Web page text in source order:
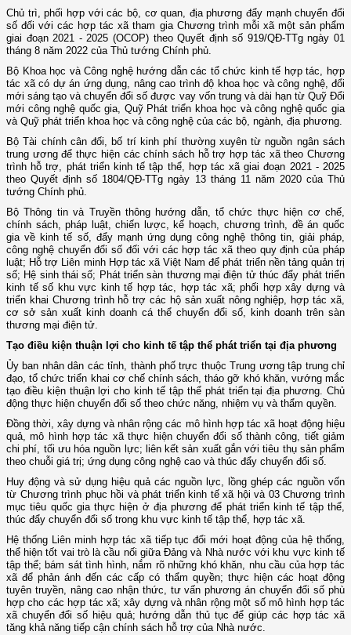
Chủ trì, phối hợp với các bộ, cơ quan, địa phương đẩy mạnh chuyển đổi
số đối với các hợp tác xã tham gia Chương trình mỗi xã một sản phẩm
giai đoạn 2021 - 2025 (OCOP) theo Quyết định số 919/QĐ-TTg ngày 01
tháng 8 năm 2022 của Thủ tướng Chính phủ.
Bộ Khoa học và Công nghệ hướng dẫn các tổ chức kinh tế hợp tác, hợp
tác xã có dự án ứng dụng, nâng cao trình độ khoa học và công nghệ, đổi
mới sáng tạo và chuyển đổi số được vay vốn trung và dài hạn từ Quỹ Đổi
mới công nghệ quốc gia, Quỹ Phát triển khoa học và công nghệ quốc gia
và Quỹ phát triển khoa học và công nghệ của các bộ, ngành, địa phương.
Bộ Tài chính cân đối, bố trí kinh phí thường xuyên từ nguồn ngân sách
trung ương để thực hiện các chính sách hỗ trợ hợp tác xã theo Chương
trình hỗ trợ, phát triển kinh tế tập thể, hợp tác xã giai đoạn 2021 - 2025
theo Quyết định số 1804/QĐ-TTg ngày 13 tháng 11 năm 2020 của Thủ
tướng Chính phủ.
Bộ Thông tin và Truyền thông hướng dẫn, tổ chức thực hiện cơ chế,
chính sách, pháp luật, chiến lược, kế hoạch, chương trình, đề án quốc
gia về kinh tế số, đẩy mạnh ứng dụng công nghệ thông tin, giải pháp,
công nghệ chuyển đổi số đối với các hợp tác xã theo quy định của pháp
luật; Hỗ trợ Liên minh Hợp tác xã Việt Nam để phát triển nền tảng quản trị
số; Hệ sinh thái số; Phát triển sàn thương mại điện tử thúc đẩy phát triển
kinh tế số khu vực kinh tế hợp tác, hợp tác xã; phối hợp xây dựng và
triển khai Chương trình hỗ trợ các hộ sản xuất nông nghiệp, hợp tác xã,
cơ sở sản xuất kinh doanh cá thể chuyển đổi số, kinh doanh trên sàn
thương mại điện tử.
Tạo điều kiện thuận lợi cho kinh tế tập thể phát triển tại địa phương
Ủy ban nhân dân các tỉnh, thành phố trực thuộc Trung ương tập trung chỉ
đạo, tổ chức triển khai cơ chế chính sách, tháo gỡ khó khăn, vướng mắc
tạo điều kiện thuận lợi cho kinh tế tập thể phát triển tại địa phương. Chủ
động thực hiện chuyển đổi số theo chức năng, nhiệm vụ và thẩm quyền.
Đồng thời, xây dựng và nhân rộng các mô hình hợp tác xã hoạt động hiệu
quả, mô hình hợp tác xã thực hiện chuyển đổi số thành công, tiết giảm
chi phí, tối ưu hóa nguồn lực; liên kết sản xuất gắn với tiêu thụ sản phẩm
theo chuỗi giá trị; ứng dụng công nghệ cao và thúc đẩy chuyển đổi số.
Huy động và sử dụng hiệu quả các nguồn lực, lồng ghép các nguồn vốn
từ Chương trình phục hồi và phát triển kinh tế xã hội và 03 Chương trình
mục tiêu quốc gia thực hiện ở địa phương để phát triển kinh tế tập thể,
thúc đẩy chuyển đổi số trong khu vực kinh tế tập thể, hợp tác xã.
Hệ thống Liên minh hợp tác xã tiếp tục đổi mới hoạt động của hệ thống,
thể hiện tốt vai trò là cầu nối giữa Đảng và Nhà nước với khu vực kinh tế
tập thể; bám sát tình hình, nắm rõ những khó khăn, nhu cầu của hợp tác
xã để phản ánh đến các cấp có thẩm quyền; thực hiện các hoạt động
tuyên truyền, nâng cao nhận thức, tư vấn phương án chuyển đổi số phù
hợp cho các hợp tác xã; xây dựng và nhân rộng một số mô hình hợp tác
xã chuyển đổi số hiệu quả; hướng dẫn thủ tục để giúp các hợp tác xã
tăng khả năng tiếp cận chính sách hỗ trợ của Nhà nước.